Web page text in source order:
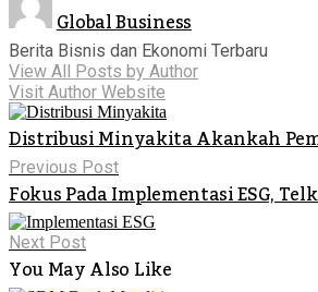
Global Business
Berita Bisnis dan Ekonomi Terbaru
View All Posts by Author
Visit Author Website
Distribusi Minyakita Akankah
Previous Post
Fokus Pada Implementasi ESG,
Next Post
You May Also Like